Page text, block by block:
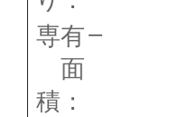
専有
面
積：
–